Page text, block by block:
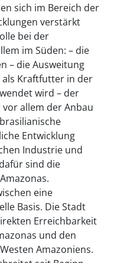
sich im Bereich der
verstärkt
bei der
im Süden: – die
– die Ausweitung
als Kraftfutter in der
wird – der
allem der Anbau
Entwicklung
Industrie und
sind die
eine
Basis. Die Stadt
Erreichbarkeit
und den
Amazoniens.